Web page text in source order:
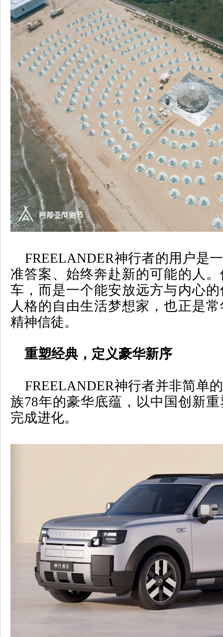
FREELANDER神行者的用户是
准答案、始终奔赴新的可能的人
车，而是一个能安放远方与内心
人格的自由生活梦想家，也正是
精神信徒。
重塑经典，定义豪华新序
FREELANDER神行者并非简单
族78年的豪华底蕴，以中国创新
完成进化。